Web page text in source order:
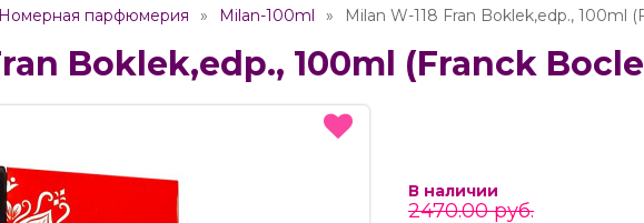
Номерная парфюмерия Milan-100ml Milan W-118 Fran Boklek,edp., 100ml
Boklek,edp., 100ml (Franck
В наличии
2470.00 руб.